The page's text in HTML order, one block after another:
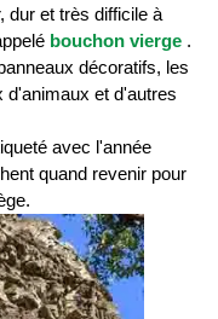
dur et très difficile à
bouchon vierge .
décoratifs, les
d'animaux et d'autres
avec l'année
quand revenir pour